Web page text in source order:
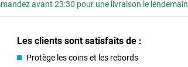
avant 23:30 pour une livraison le lendemain
Les clients sont satisfaits de :
Protège les coins et les rebords